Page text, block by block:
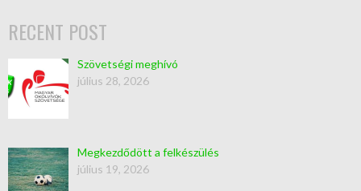
RECENT POST
Szövetségi meghívó
július 28, 2026
Megkezdődött a felkészülés
július 19, 2026